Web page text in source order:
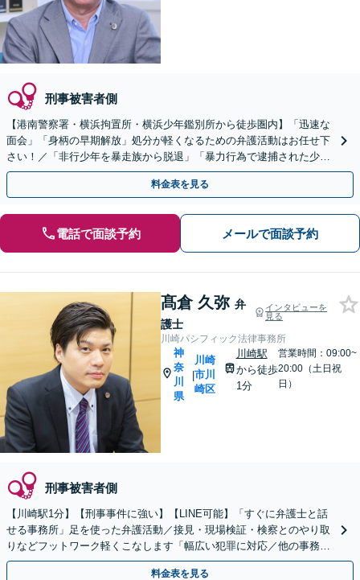
刑事被害者側
【港南警察署・横浜拘置所・横浜少年鑑別所から徒歩圏内】「迅速な
面会」「身柄の早期解放」処分が軽くなるための弁護活動はお任せ下
さい！／「非行少年を暴走族から脱退」「暴力行為で逮捕された少年
を正常な方向へ」少年事件の実績多数【休日夜間相談可】
料金表を見る
電話で面談予約 メールで面談予約
髙倉 久弥 弁
護士
インタビューを
見る
川崎パシフィック法律事務所
神
奈
川
県
|
川崎
市川
崎区
川崎駅
から徒歩
1分
営業時間：09:00~
20:00（土日祝
日）
刑事被害者側
【川崎駅1分】【刑事事件に強い】【LINE可能】「すぐに弁護士と話
せる事務所」足を使った弁護活動／接見・現場検証・検察とのやり取
りなどフットワーク軽くこなします「幅広い犯罪に対応／他の事務所
で断られた事件もご相談を」【休日・夜間相談可】
料金表を見る